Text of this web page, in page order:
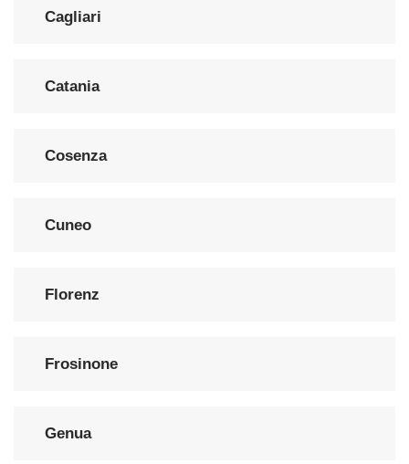
Cagliari
Catania
Cosenza
Cuneo
Florenz
Frosinone
Genua